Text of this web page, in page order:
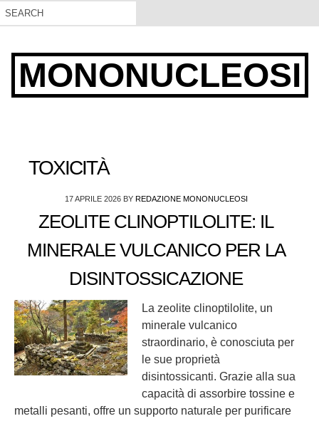
MONONUCLEOSI
TOXICITÀ
17 APRILE 2026BY REDAZIONE MONONUCLEOSI
ZEOLITE CLINOPTILOLITE: IL
MINERALE VULCANICO PER LA
DISINTOSSICAZIONE
La zeolite clinoptilolite, un
minerale vulcanico
straordinario, è conosciuta per
le sue proprietà
disintossicanti. Grazie alla sua
capacità di assorbire tossine e
metalli pesanti, offre un supporto naturale per purificare